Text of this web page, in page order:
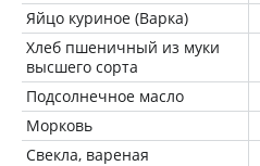
Яйцо куриное (Варка)
Хлеб пшеничный из муки
высшего сорта
Подсолнечное масло
Морковь
Свекла, вареная